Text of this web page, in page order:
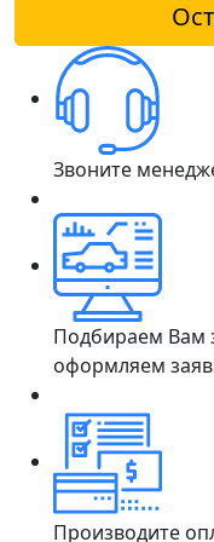
Звоните
Подбираем Вам
оформляем
Производите